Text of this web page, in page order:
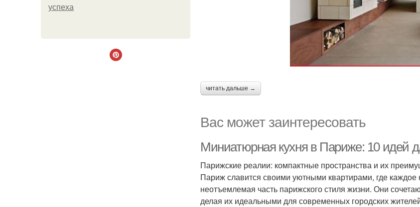
успеха
читать дальше →
Вас может заинтересовать
Миниатюрная кухня в Париже: 10 идей
Парижские реалии: компактные пространства и их
Париж славится своими уютными квартирами, где
неотъемлемая часть парижского стиля жизни. Они
делая их идеальными для современных городских